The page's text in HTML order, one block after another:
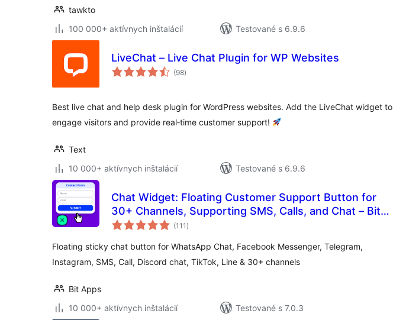
tawkto
100 000+ aktívnych inštalácií
Testované s 6.9.6
LiveChat – Live Chat Plugin for WP Websites
(98celkové
hodnotenie
)
Best live chat and help desk plugin for WordPress websites. Add the LiveChat widget to
engage visitors and provide real‑time customer support!
Text
10 000+ aktívnych inštalácií
Testované s 6.9.6
Chat Widget: Floating Customer Support Button for
30+ Channels, Supporting SMS, Calls, and Chat – Bit
Assist
(111 celkové
hodnotenie
)
Floating sticky chat button for WhatsApp Chat, Facebook Messenger, Telegram,
Instagram, SMS, Call, Discord chat, TikTok, Line & 30+ channels
Bit Apps
10 000+ aktívnych inštalácií
Testované s 7.0.3